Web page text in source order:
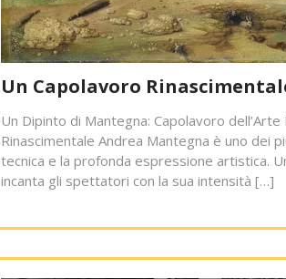
Un Capolavoro
Un Dipinto di Mantegna: Capolavoro
Rinascimentale Andrea Mantegna è uno dei
tecnica e la profonda espressione artistica.
incanta gli spettatori con la sua intensità […]